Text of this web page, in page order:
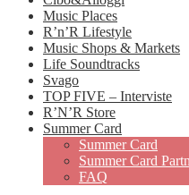
Music Places
R’n’R Lifestyle
Music Shops & Markets
Life Soundtracks
Svago
TOP FIVE – Interviste
R’N’R Store
Summer Card
Summer Card
Summer Card
FAQ